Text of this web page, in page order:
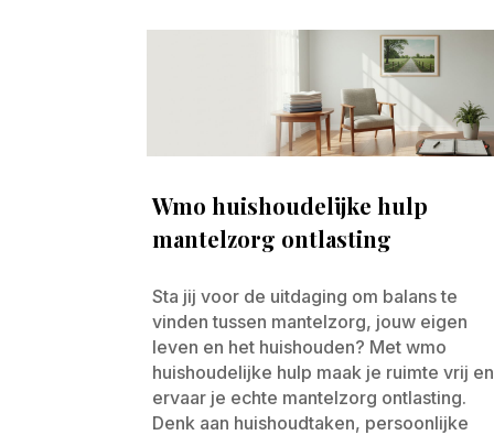
Wmo huishoudelijke hulp
mantelzorg ontlasting
Sta jij voor de uitdaging om balans te
vinden tussen mantelzorg, jouw eigen
leven en het huishouden? Met wmo
huishoudelijke hulp maak je ruimte vrij en
ervaar je echte mantelzorg ontlasting.
Denk aan huishoudtaken, persoonlijke